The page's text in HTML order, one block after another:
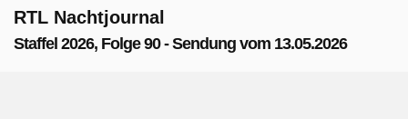
RTL Nachtjournal
Staffel 2026, Folge 90 - Sendung vom 13.05.2026